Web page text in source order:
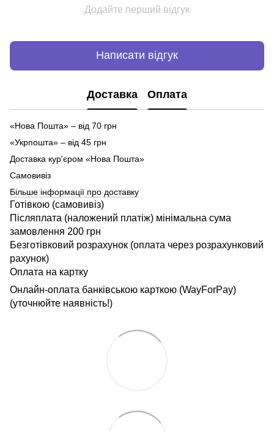
Додайте перший відгук
Написати відгук
Доставка Оплата
«Нова Пошта» – від 70 грн
«Укрпошта» – від 45 грн
Доставка кур'єром «Нова Пошта»
Самовивіз
Більше інформації про доставку
Готівкою (самовивіз)
Післяплата (наложений платіж) мінімальна сума
замовлення 200 грн
Безготівковий розрахунок (оплата через розрахунковий
рахунок)
Оплата на картку
Онлайн-оплата банківською карткою (WayForPay)
(уточнюйте наявність!)